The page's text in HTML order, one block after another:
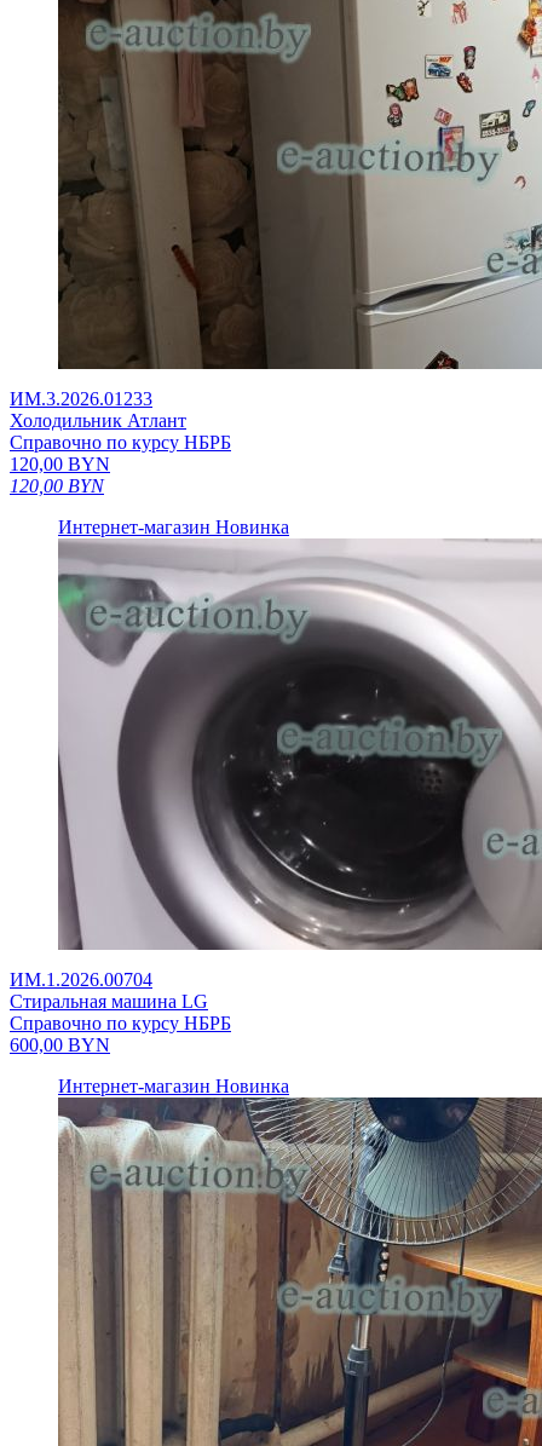
ИМ.3.2026.01233
Холодильник Атлант
Справочно по курсу НБРБ
120,00 BYN
120,00 BYN
Интернет-магазин Новинка
ИМ.1.2026.00704
Стиральная машина LG
Справочно по курсу НБРБ
600,00 BYN
Интернет-магазин Новинка